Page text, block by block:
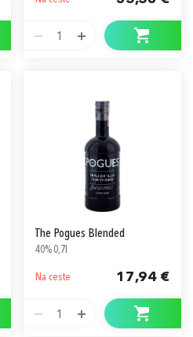
1
The Pogues Blended
40% 0,7l
Na ceste 17,94 €
1